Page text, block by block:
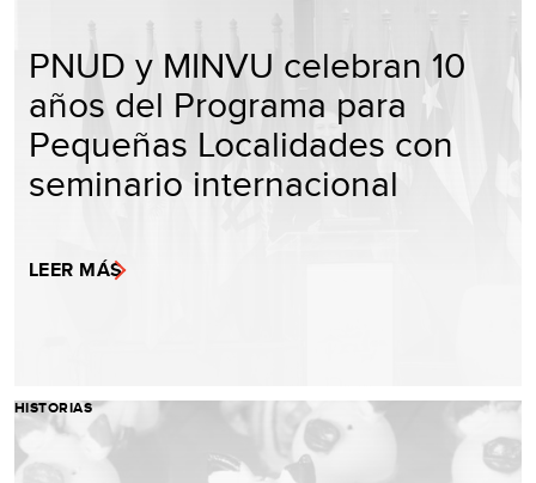
PNUD y MINVU celebran 10
años del Programa para
Pequeñas Localidades con
seminario internacional
LEER MÁS
HISTORIAS